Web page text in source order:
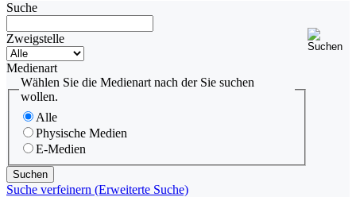
Suche
Zweigstelle
Medienart
Wählen Sie die Medienart nach der Sie suchen
wollen.
Alle
Physische Medien
E-Medien
Suche verfeinern (Erweiterte Suche)